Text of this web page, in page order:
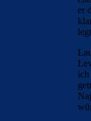
er
ich